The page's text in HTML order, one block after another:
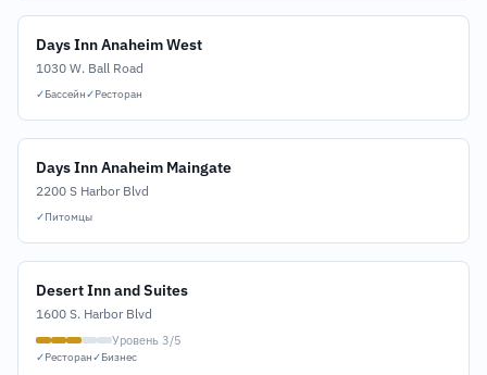
Days Inn Anaheim West
1030 W. Ball Road
✓Бассейн✓Ресторан
Days Inn Anaheim Maingate
2200 S Harbor Blvd
✓Питомцы
Desert Inn and Suites
1600 S. Harbor Blvd
Уровень 3/5
✓Ресторан✓Бизнес